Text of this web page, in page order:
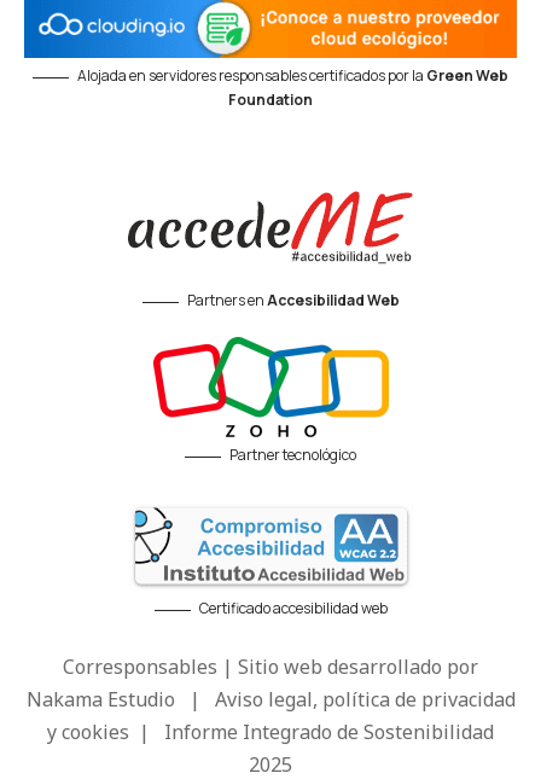
Alojada en servidores responsables certificados por la Green Web
Foundation
Partners enAccesibilidad Web
Partner tecnológico
Certificado accesibilidad web
Corresponsables | Sitio web desarrollado por
Nakama Estudio | Aviso legal, política de privacidad
y cookies | Informe Integrado de Sostenibilidad
2025